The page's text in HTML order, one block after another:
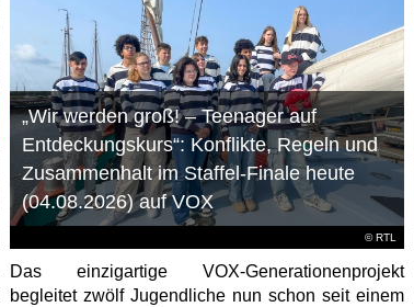
© RTL
„Wir werden groß! – Teenager auf
Entdeckungskurs“: Konflikte, Regeln und
Zusammenhalt im Staffel-Finale heute
(04.08.2026) auf VOX
Das einzigartige VOX-Generationenprojekt
begleitet zwölf Jugendliche nun schon seit einem